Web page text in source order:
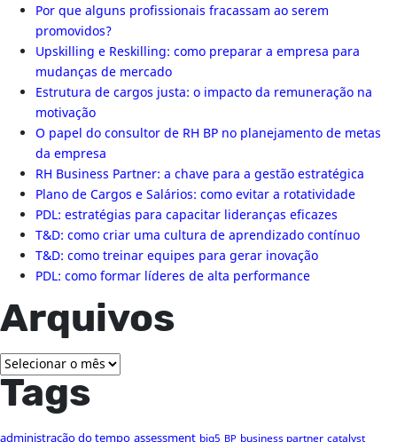
Por que alguns profissionais fracassam ao serem
promovidos?
Upskilling e Reskilling: como preparar a empresa para
mudanças de mercado
Estrutura de cargos justa: o impacto da remuneração na
motivação
O papel do consultor de RH BP no planejamento de metas
da empresa
RH Business Partner: a chave para a gestão estratégica
Plano de Cargos e Salários: como evitar a rotatividade
PDL: estratégias para capacitar lideranças eficazes
T&D: como criar uma cultura de aprendizado contínuo
T&D: como treinar equipes para gerar inovação
PDL: como formar líderes de alta performance
Arquivos
Arquivos
Tags
administração do tempo assessment big5 BP business partner catalyst